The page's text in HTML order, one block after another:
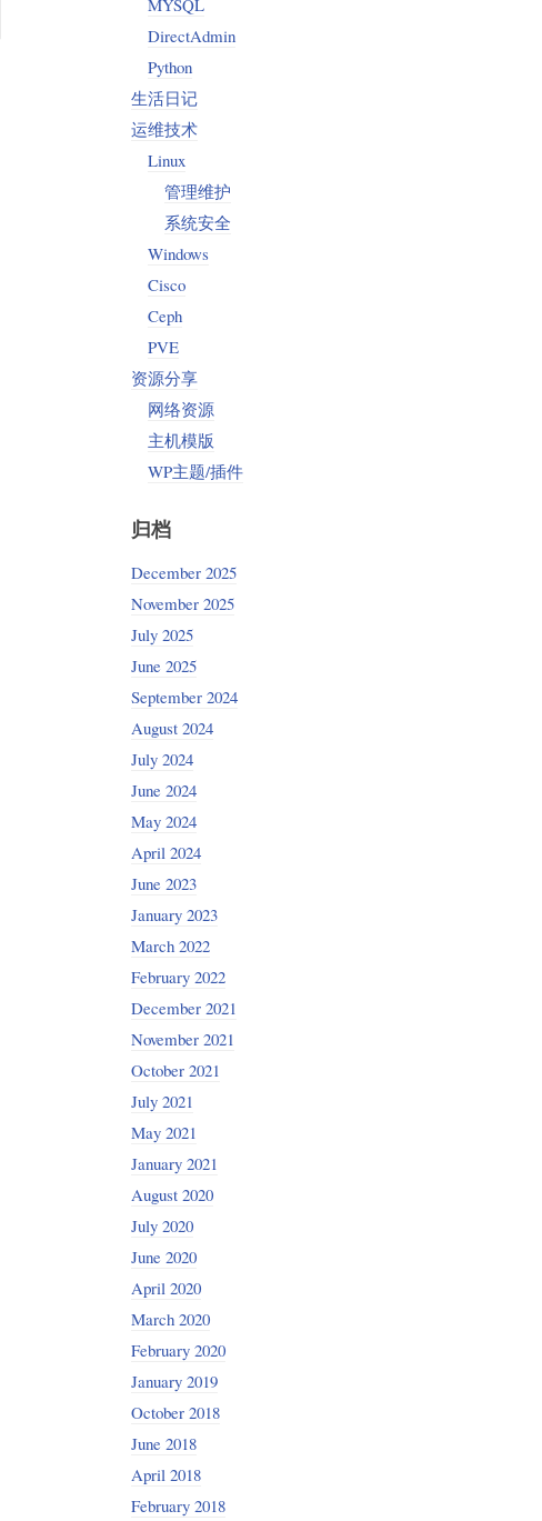
MYSQL
DirectAdmin
Python
生活日记
运维技术
Linux
管理维护
系统安全
Windows
Cisco
Ceph
PVE
资源分享
网络资源
主机模版
WP主题/插件
归档
December 2025
November 2025
July 2025
June 2025
September 2024
August 2024
July 2024
June 2024
May 2024
April 2024
June 2023
January 2023
March 2022
February 2022
December 2021
November 2021
October 2021
July 2021
May 2021
January 2021
August 2020
July 2020
June 2020
April 2020
March 2020
February 2020
January 2019
October 2018
June 2018
April 2018
February 2018